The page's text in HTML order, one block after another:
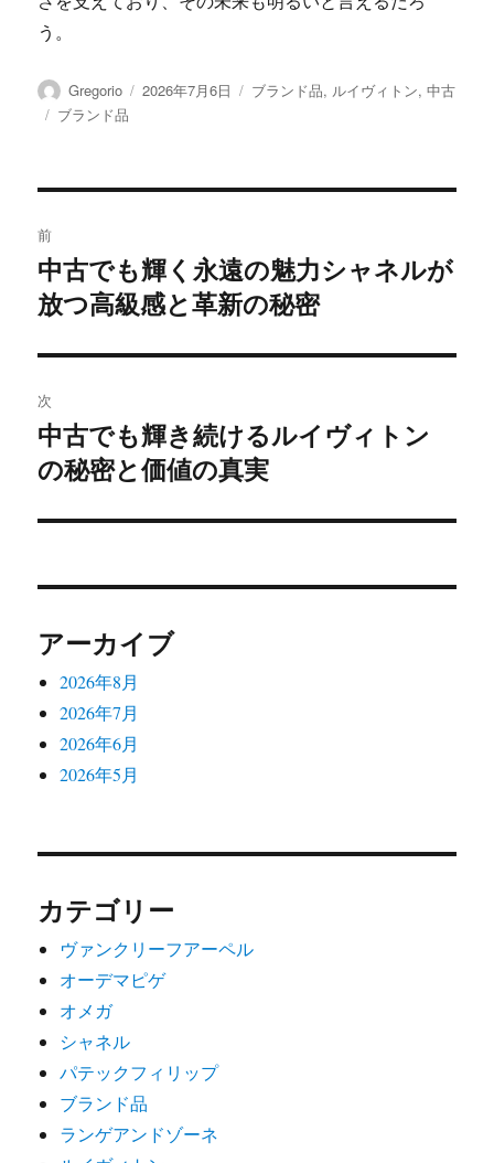
う。
投
稿
Gregorio
投
2026年7月6日
カ
ブランド品, ルイヴィトン,中古
タ
ブランド品
稿
ナ
ビ
ゲ
ー
シ
ン
前
前
の
稿:
中古でも輝く永遠の魅力シャネルが
放つ高級感と革新の秘密
次
次
の
稿:
中古でも輝き続けるルイヴィトン
の秘密と価値の真実
アーカイブ
2026年8月
2026年7月
2026年6月
2026年5月
カテゴリー
ヴァンクリーフアーペル
オーデマピゲ
オメガ
シャネル
パテックフィリップ
ブランド品
ランゲアンドゾーネ